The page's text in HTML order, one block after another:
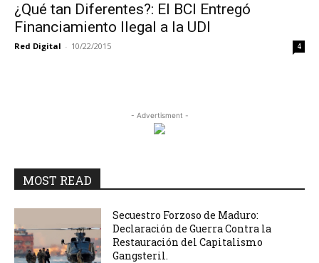
¿Qué tan Diferentes?: El BCI Entregó
Financiamiento Ilegal a la UDI
Red Digital - 10/22/2015 4
- Advertisment -
MOST READ
Secuestro Forzoso de Maduro:
Declaración de Guerra Contra la
Restauración del Capitalismo
Gangsteril.